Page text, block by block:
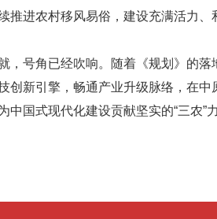
推进农村移风易俗，建设充满活力、
号角已经吹响。随着《规划》的落
创新引擎，畅通产业升级脉络，在
中国式现代化建设贡献坚实的“三农”